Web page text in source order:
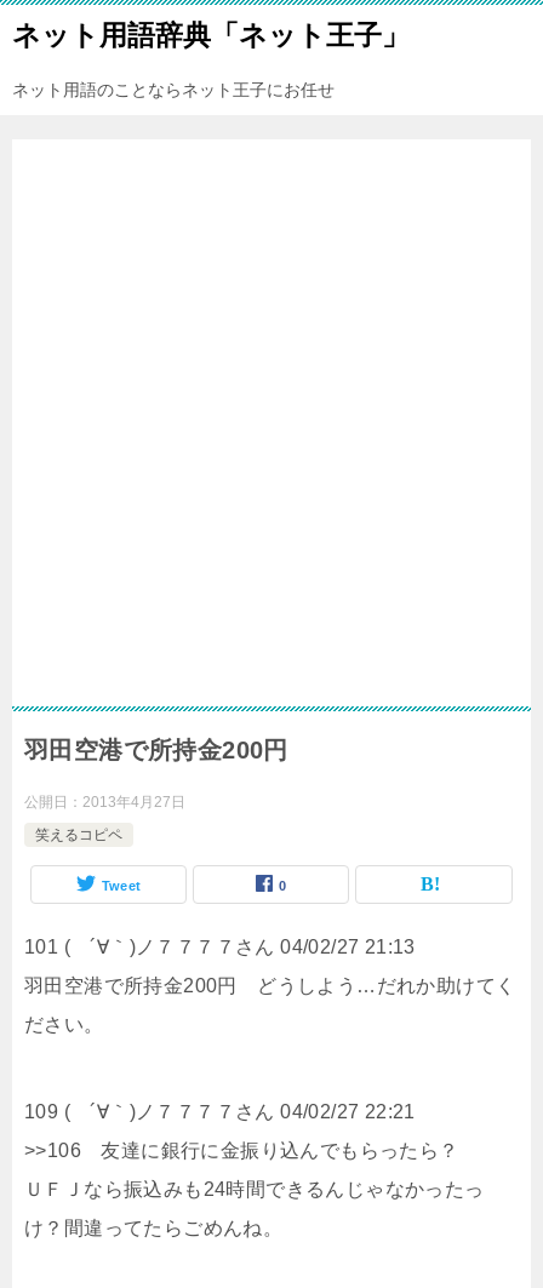
ネット用語辞典「ネット王子」
ネット用語のことならネット王子にお任せ
羽田空港で所持金200円
公開日： 2013年4月27日
笑えるコピペ
Tweet 0
101 ( ´∀｀)ノ７７７７さん 04/02/27 21:13
羽田空港で所持金200円 どうしよう…だれか助けてく
ださい。
109 ( ´∀｀)ノ７７７７さん 04/02/27 22:21
>>106 友達に銀行に金振り込んでもらったら？
ＵＦＪなら振込みも24時間できるんじゃなかったっ
け？間違ってたらごめんね。